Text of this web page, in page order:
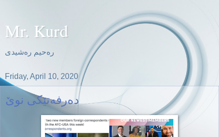
Mr. Kurd
ره‌حیم ره‌شیدی
Friday, April 10, 2020
ده‌رفه‌تێكی نوێ